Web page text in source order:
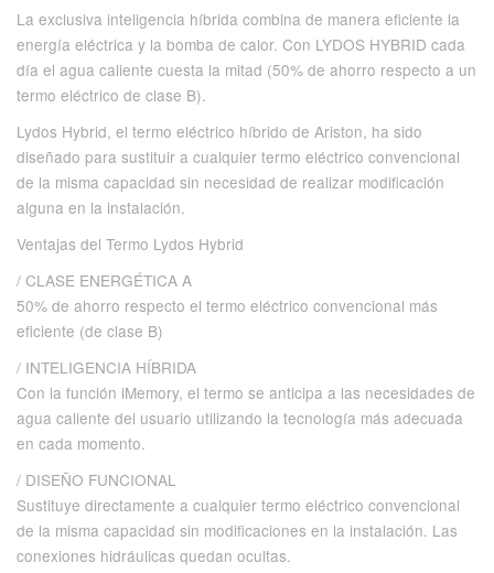
La exclusiva inteligencia híbrida combina de manera eficiente la
energía eléctrica y la bomba de calor. Con LYDOS HYBRID cada
día el agua caliente cuesta la mitad (50% de ahorro respecto a un
termo eléctrico de clase B).
Lydos Hybrid, el termo eléctrico híbrido de Ariston, ha sido
diseñado para sustituir a cualquier termo eléctrico convencional
de la misma capacidad sin necesidad de realizar modificación
alguna en la instalación.
Ventajas del Termo Lydos Hybrid
/ CLASE ENERGÉTICA A
50% de ahorro respecto el termo eléctrico convencional más
eficiente (de clase B)
/ INTELIGENCIA HÍBRIDA
Con la función iMemory, el termo se anticipa a las necesidades de
agua caliente del usuario utilizando la tecnología más adecuada
en cada momento.
/ DISEÑO FUNCIONAL
Sustituye directamente a cualquier termo eléctrico convencional
de la misma capacidad sin modificaciones en la instalación. Las
conexiones hidráulicas quedan ocultas.